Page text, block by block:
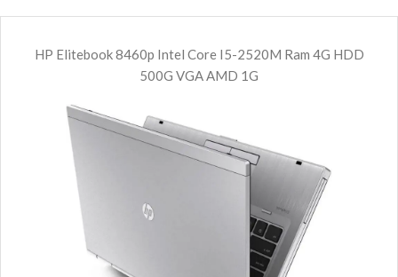
HP Elitebook 8460p Intel Core I5-2520M Ram 4G HDD
500G VGA AMD 1G